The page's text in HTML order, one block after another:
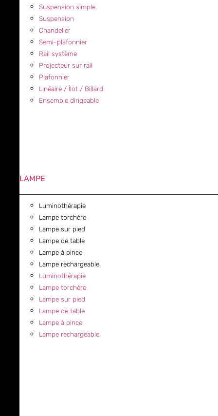
Suspension simple
Suspension
Chandelier
Semi-plafonnier
Rail système
Projecteur sur rail
Plafonnier
Linéaire / Îlot / Billard
Ensemble dirigeable
LAMPE
Luminothérapie
Lampe torchère
Lampe sur pied
Lampe de table
Lampe à pince
Lampe rechargeable
Luminothérapie
Lampe torchère
Lampe sur pied
Lampe de table
Lampe à pince
Lampe rechargeable